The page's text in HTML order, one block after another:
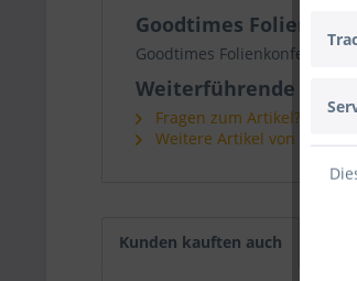
Goodtimes
Goodtimes Folienkonfetti 3cm
Weiterführende Links
Fragen zum Artikel?
Weitere Artikel von
Kunden kauften auch